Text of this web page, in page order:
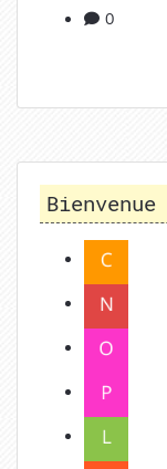
0
Bienvenue